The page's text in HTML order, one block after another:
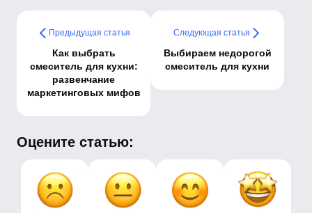
Предыдущая статья
Как выбрать
смеситель для кухни:
развенчание
маркетинговых мифов
Следующая статья
Выбираем недорогой
смеситель для кухни
Оцените статью: